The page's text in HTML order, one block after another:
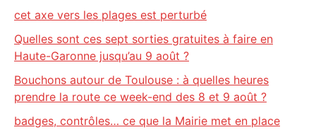
cet axe vers les plages est perturbé
Quelles sont ces sept sorties gratuites à faire en
Haute-Garonne jusqu’au 9 août ?
Bouchons autour de Toulouse : à quelles heures
prendre la route ce week-end des 8 et 9 août ?
badges, contrôles… ce que la Mairie met en place